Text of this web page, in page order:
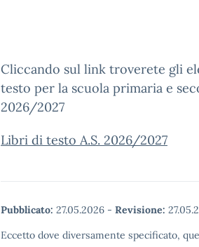
Cliccando sul link troverete gli
testo per la scuola primaria e
2026/2027
Libri di testo A.S. 2026/2027
Pubblicato: 27.05.2026 - Revisione:
Eccetto dove diversamente specificato,